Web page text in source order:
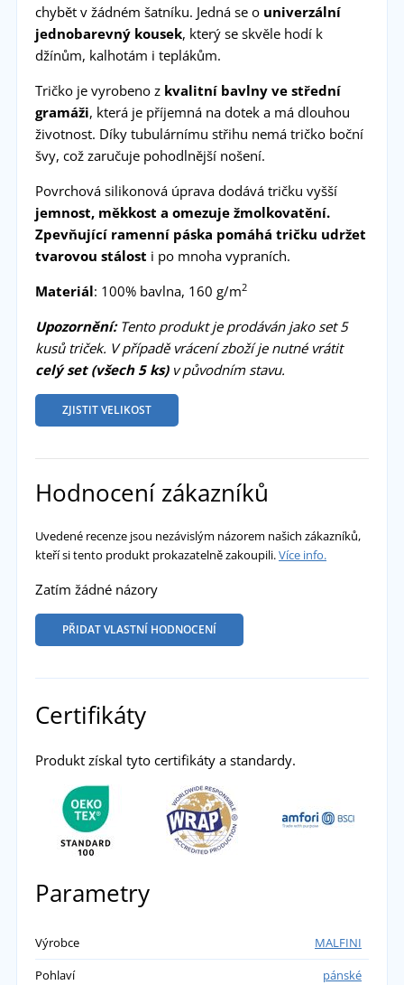
chybět v žádném šatníku. Jedná se o univerzální
jednobarevný kousek, který se skvěle hodí k
džínům, kalhotám i teplákům.
Tričko je vyrobeno z kvalitní bavlny ve střední
gramáži, která je příjemná na dotek a má dlouhou
životnost. Díky tubulárnímu střihu nemá tričko boční
švy, což zaručuje pohodlnější nošení.
Povrchová silikonová úprava dodává tričku vyšší
jemnost, měkkost a omezuje žmolkovatění.
Zpevňující ramenní páska pomáhá tričku udržet
tvarovou stálost i po mnoha vypraních.
Materiál: 100% bavlna, 160 g/m2
Upozornění:Tento produkt je prodáván jako set 5
kusů triček. V případě vrácení zboží je nutné vrátit
celý set (všech 5 ks)v původním stavu.
ZJISTIT VELIKOST
Hodnocení zákazníků
Uvedené recenze jsou nezávislým názorem našich zákazníků,
kteří si tento produkt prokazatelně zakoupili.Více info.
Zatím žádné názory
PŘIDAT VLASTNÍ HODNOCENÍ
Certifikáty
Produkt získal tyto certifikáty a standardy.
Parametry
Výrobce
MALFINI
Pohlaví
pánské